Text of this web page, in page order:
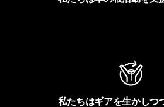
私たちはギアを生かしつ